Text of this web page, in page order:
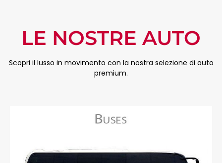
LE NOSTRE AUTO
Scopri il lusso in movimento con la nostra selezione di auto
premium.